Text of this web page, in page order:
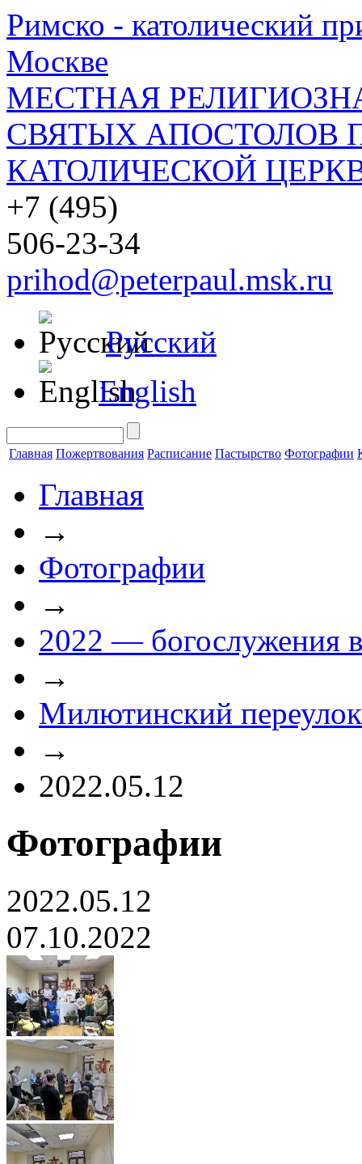
Римско - католический
Москве
МЕСТНАЯ
СВЯТЫХ АПОСТОЛОВ
КАТОЛИЧЕСКОЙ
+7 (495)
506-23-34
prihod@peterpaul.msk.ru
Русский
English
Главная Пожертвования Расписание Пастырство Фотографии
Главная
→
Фотографии
→
2022 — богослужения
→
Милютинский
→
2022.05.12
Фотографии
2022.05.12
07.10.2022